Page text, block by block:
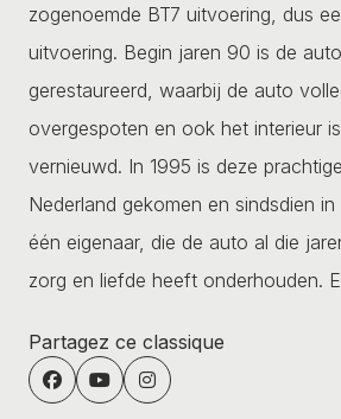
zogenoemde BT7 uitvoering, dus
uitvoering. Begin jaren 90 is de
gerestaureerd, waarbij de auto
overgespoten en ook het interieur
vernieuwd. In 1995 is deze
Nederland gekomen en sindsdien
één eigenaar, die de auto al die
zorg en liefde heeft onderhouden.
Partagez ce classique